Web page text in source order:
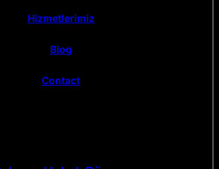
Hizmetlerimiz
Blog
Contact